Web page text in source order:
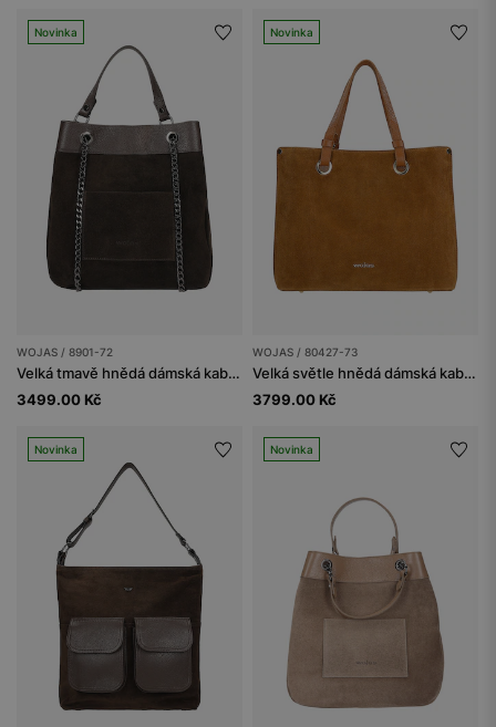
Novinka
WOJAS / 8901-72
Velká tmavě hnědá dámská kabelka z kombinované kůže
3499.00 Kč
Novinka
WOJAS / 80427-73
Velká světle hnědá dámská kabelka z jelenky
3799.00 Kč
Novinka Novinka